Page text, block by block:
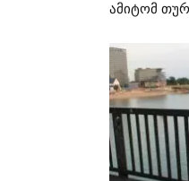
ამიტომ